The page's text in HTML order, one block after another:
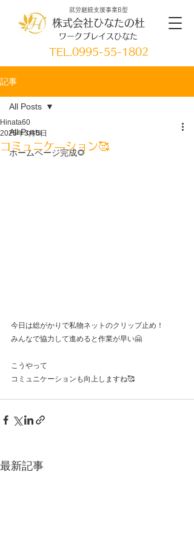
就労継続支援事業B型
株式会社ひなたの杜
ワークプレイスひなた
TEL. 0995-55-1802
記事
All Posts
ホームページ完成🌻
All Posts
コミュニケ―ション🥰
Hinata60
2025年3月5日
今日は総がかりで私物ネットのクリップ止め！
みんなで協力して進めると作業が早い🤗
こうやって
コミュニケーションも向上しますね🥰
最新記事